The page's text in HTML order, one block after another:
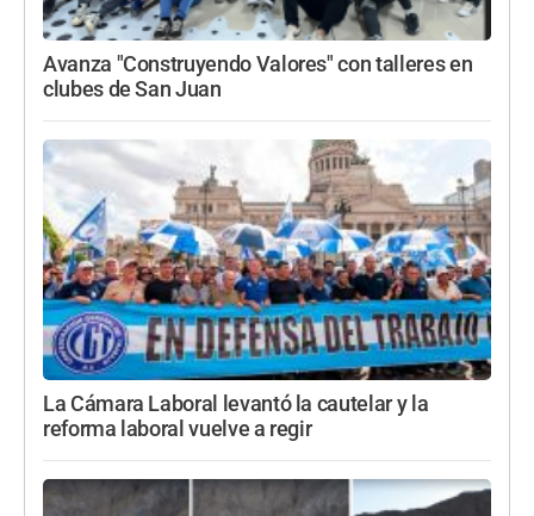
Avanza "Construyendo Valores" con talleres en
clubes de San Juan
La Cámara Laboral levantó la cautelar y la
reforma laboral vuelve a regir